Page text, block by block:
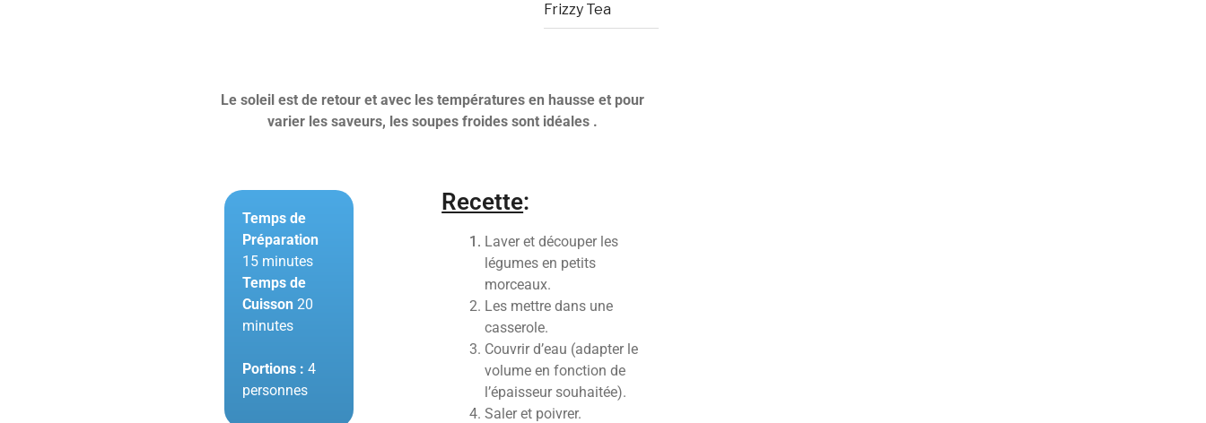
Frizzy Tea
Le soleil est de retour et avec les températures en hausse et pour
varier les saveurs, les soupes froides sont idéales .
Temps de
Préparation
15 minutes
Temps de
Cuisson 20
minutes
Portions : 4
personnes
Recette:
Laver et découper les
légumes en petits
morceaux.
Les mettre dans une
casserole.
Couvrir d’eau (adapter le
volume en fonction de
l’épaisseur souhaitée).
Saler et poivrer.